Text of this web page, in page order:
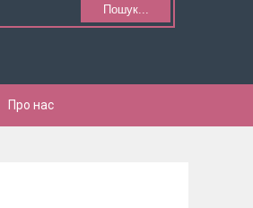
Пошук...
Про нас